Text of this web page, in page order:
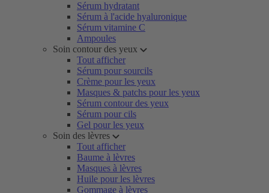
Sérum hydratant
Sérum à l'acide hyaluronique
Sérum vitamine C
Ampoules
Soin contour des yeux
Tout afficher
Sérum pour sourcils
Crème pour les yeux
Masques & patchs pour les yeux
Sérum contour des yeux
Sérum pour cils
Gel pour les yeux
Soin des lèvres
Tout afficher
Baume à lèvres
Masques à lèvres
Huile pour les lèvres
Gommage à lèvres